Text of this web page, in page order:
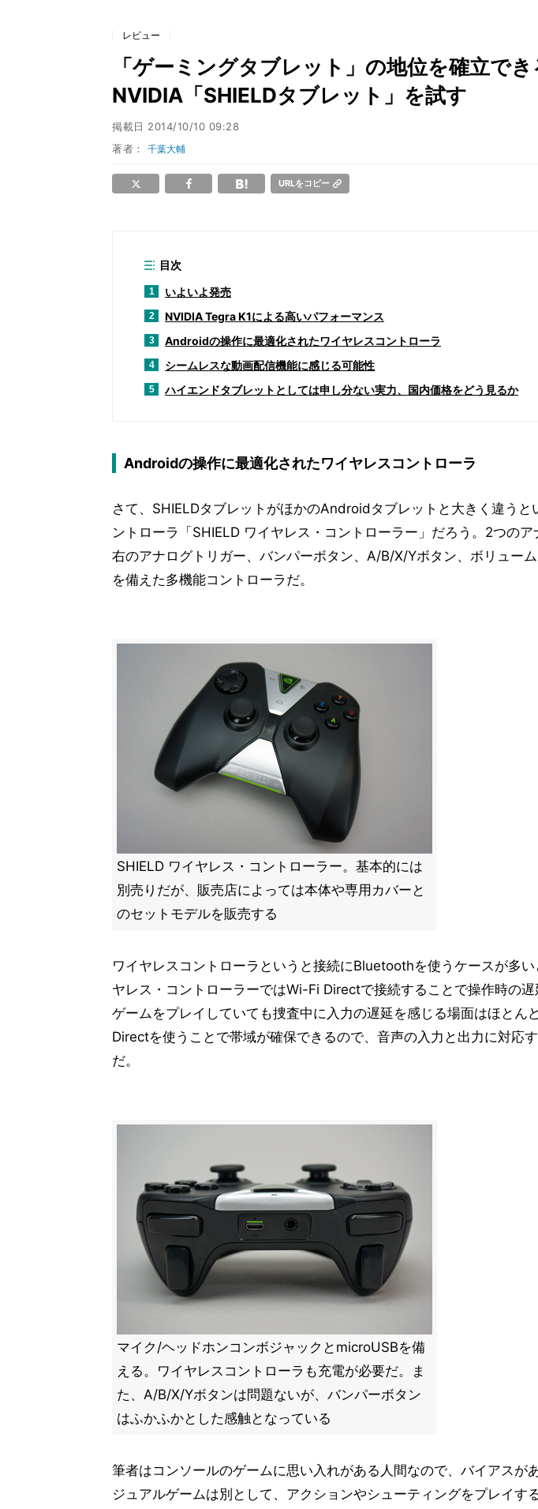
レビュー
「ゲーミングタブレット」の地位を確立で
NVIDIA「SHIELDタブレット」を試す
掲載日 2014/10/10 09:28
著者：千葉大輔
URLをコピー
目次
1 いよいよ発売
2 NVIDIA Tegra K1による高いパフォーマンス
3 Androidの操作に最適化されたワイヤレスコントローラ
4 シームレスな動画配信機能に感じる可能性
5 ハイエンドタブレットとしては申し分ない実力、国内価格をどう見るか
Androidの操作に最適化されたワイヤレスコントローラ
さて、SHIELDタブレットがほかのAndroidタブレットと大きく違うと
ントローラ「SHIELD ワイヤレス・コントローラー」だろう。2つの
右のアナログトリガー、バンパーボタン、A/B/X/Yボタン、ボリュー
を備えた多機能コントローラだ。
SHIELD ワイヤレス・コントローラー。基本的には
別売りだが、販売店によっては本体や専用カバーと
のセットモデルを販売する
ワイヤレスコントローラというと接続にBluetoothを使うケースが多い
ヤレス・コントローラーではWi-Fi Directで接続することで操作時の遅
ゲームをプレイしていても捜査中に入力の遅延を感じる場面はほとん
Directを使うことで帯域が確保できるので、音声の入力と出力に対応
だ。
マイク/ヘッドホンコンボジャックとmicroUSBを備
える。ワイヤレスコントローラも充電が必要だ。ま
た、A/B/X/Yボタンは問題ないが、バンパーボタン
はふかふかとした感触となっている
筆者はコンソールのゲームに思い入れがある人間なので、バイアスが
ジュアルゲームは別として、アクションやシューティングをプレイす